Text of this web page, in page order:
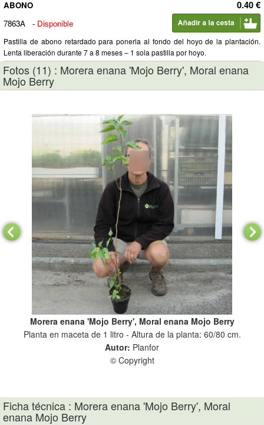
0.40 €
ABONO
7863A
- Disponible
Pastilla de abono retardado para ponerla al fondo del hoyo de la plantación.
Lenta liberación durante 7 a 8 meses – 1 sola pastilla por hoyo.
Fotos (11) : Morera enana 'Mojo Berry', Moral enana
Mojo Berry
Morera enana 'Mojo Berry', Moral enana Mojo Berry
Planta en maceta de 1 litro - Altura de la planta: 60/80 cm.
Autor: Planfor
© Copyright
Ficha técnica : Morera enana 'Mojo Berry', Moral
enana Mojo Berry